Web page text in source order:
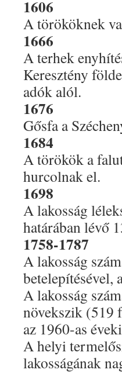
1606
A törököknek
1666
A terhek
Keresztény
adók alól.
1676
Gősfa a
1684
A törökök a
hurcolnak el.
1698
A lakosság
határában lévő
1758-1787
A lakosság
betelepítésével,
A lakosság
növekszik (519
az 1960-as
A helyi
lakosságának